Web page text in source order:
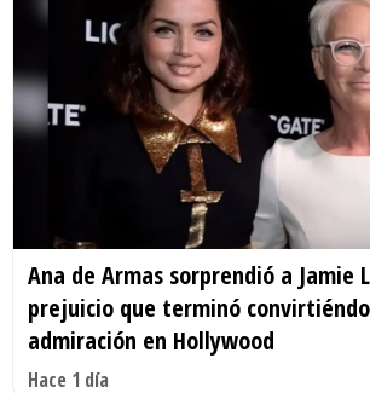
Ana de Armas sorprendió a Jamie
prejuicio que terminó
admiración en Hollywood
Hace 1 día